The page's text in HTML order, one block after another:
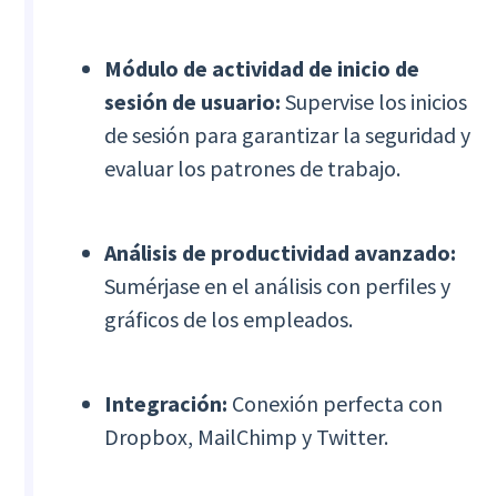
Módulo de actividad de inicio de
sesión de usuario: Supervise los inicios
de sesión para garantizar la seguridad y
evaluar los patrones de trabajo.
Análisis de productividad avanzado:
Sumérjase en el análisis con perfiles y
gráficos de los empleados.
Integración: Conexión perfecta con
Dropbox, MailChimp y Twitter.